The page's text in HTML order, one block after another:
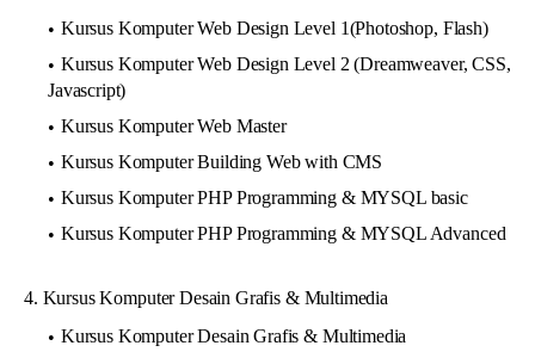
Kursus Komputer Web Design Level 1(Photoshop, Flash)
Kursus Komputer Web Design Level 2 (Dreamweaver, CSS,
Javascript)
Kursus Komputer Web Master
Kursus Komputer Building Web with CMS
Kursus Komputer PHP Programming & MYSQL basic
Kursus Komputer PHP Programming & MYSQL Advanced
4. Kursus Komputer Desain Grafis & Multimedia
Kursus Komputer Desain Grafis & Multimedia